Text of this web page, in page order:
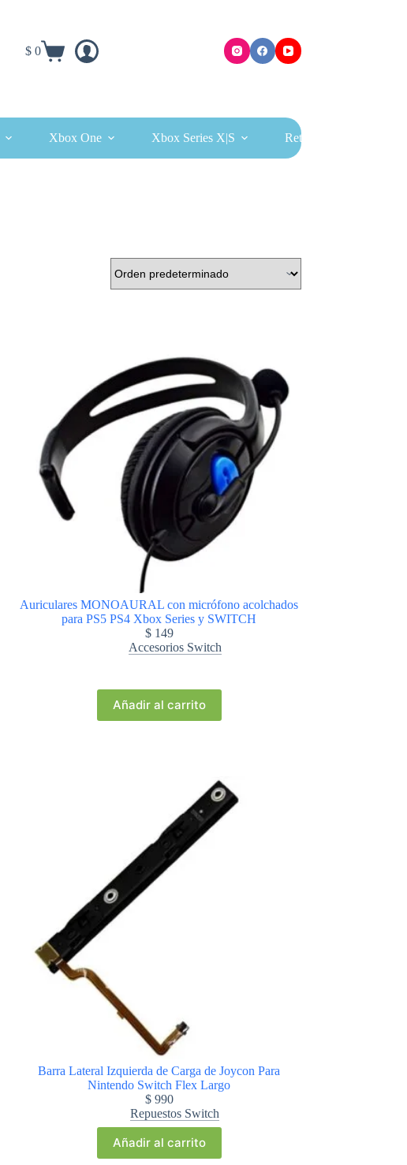
Carro
$ 0
Xbox One Xbox Series X|S Retro
Auriculares MONOAURAL con micrófono acolchados
para PS5 PS4 Xbox Series y SWITCH
$149
Accesorios Switch
Añadir al carrito
Barra Lateral Izquierda de Carga de Joycon Para
Nintendo Switch Flex Largo
$990
Repuestos Switch
Añadir al carrito